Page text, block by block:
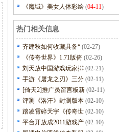
《魔域》美女人体彩绘 (04-11)
热门相关信息
齐建秋如何收藏具备“ (02-27)
《传奇世界》1.71版倚 (02-26)
刘天放中国游戏玩家排 (02-21)
手游《屠龙之刃》三分 (02-11)
[倚天2]推广员留言板新 (02-11)
评测《洛汗》封测版本 (02-10)
踏凌霄碎天宇《传奇世 (02-10)
平台开放成2011游戏产 (02-10)